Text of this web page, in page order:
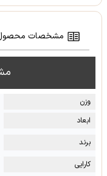
مشخصات
وزن
ابعاد
برند
کارایی